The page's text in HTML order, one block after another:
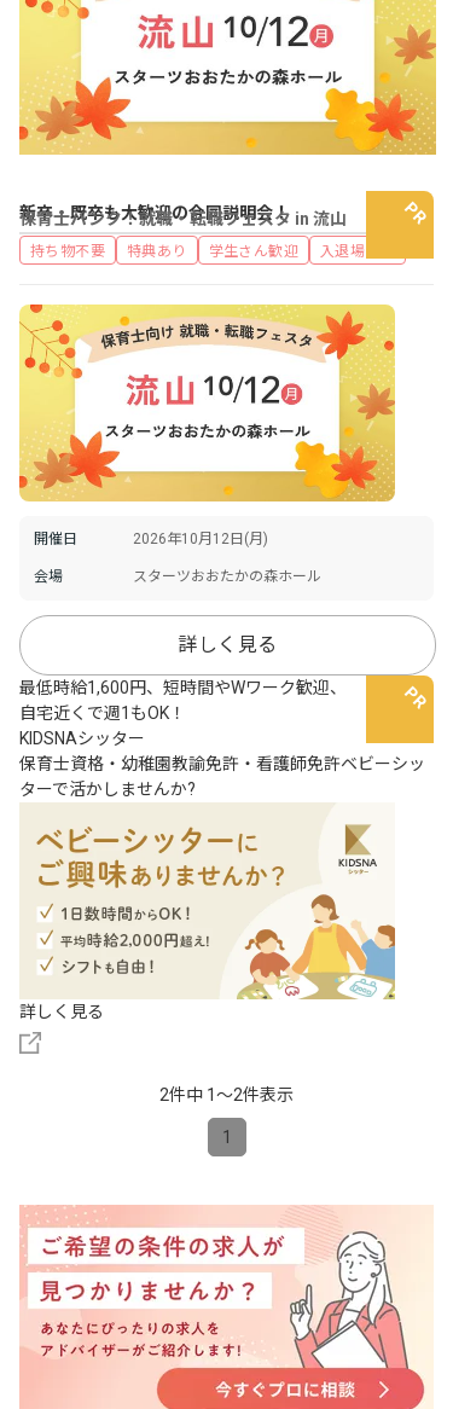
保育士バンク！就職・転職フェスタ in 流山
新卒・既卒も大歓迎の合同説明会！
持ち物不要 特典あり 学生さん歓迎 入退場自由
開催日 2026年10月12日(月)
会場 スターツおおたかの森ホール
詳しく見る
最低時給1,600円、短時間やWワーク歓迎、
自宅近くで週1もOK！
KIDSNAシッター
保育士資格・幼稚園教諭免許・看護師免許ベビーシッ
ターで活かしませんか?
詳しく見る
2件中 1〜2件表示
1